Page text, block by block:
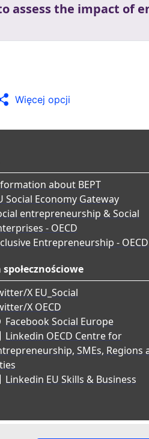
assess the impact
Więcej opcji
about BEPT
Social Economy Gateway
entrepreneurship & Social
- OECD
Entrepreneurship - OECD
społecznościowe
X EU_Social
X OECD
Facebook Social Europe
Linkedin OECD Centre for
SMEs, Regions
Linkedin EU Skills & Business